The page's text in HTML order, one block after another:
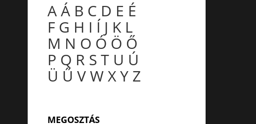
AÁ B C D E É
F G H I Í J K L
M N O Ó Ö Ő
P Q R S T U Ú
Ü Ű VWXY Z
MEGOSZTÁS